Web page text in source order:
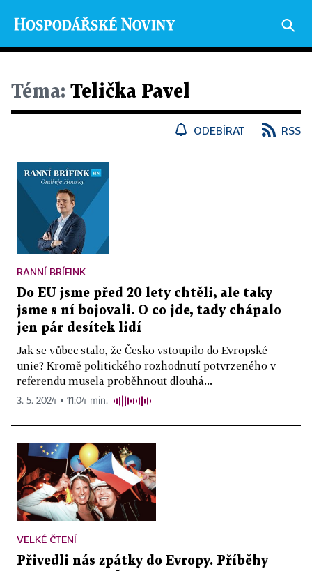
Téma: Telička Pavel
ODEBÍRAT RSS
RANNÍ BRÍFINK
Do EU jsme před 20 lety chtěli, ale taky
jsme s ní bojovali. O co jde, tady chápalo
jen pár desítek lidí
Jak se vůbec stalo, že Česko vstoupilo do Evropské
unie? Kromě politického rozhodnutí potvrzeného v
referendu musela proběhnout dlouhá...
3. 5. 2024 ▪ 11:04 min.
VELKÉ ČTENÍ
Přivedli nás zpátky do Evropy. Příběhy